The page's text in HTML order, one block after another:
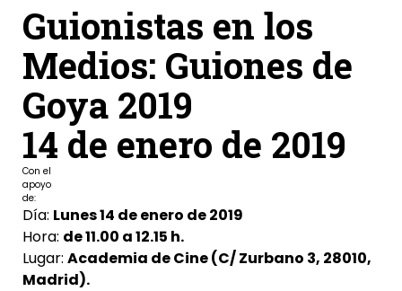
Guionistas en los
Medios: Guiones de
Goya 2019
14 de enero de 2019
Con el
apoyo
de:
Día: Lunes 14 de enero de 2019
Hora: de 11.00 a 12.15 h.
Lugar: Academia de Cine (C/ Zurbano 3, 28010,
Madrid).